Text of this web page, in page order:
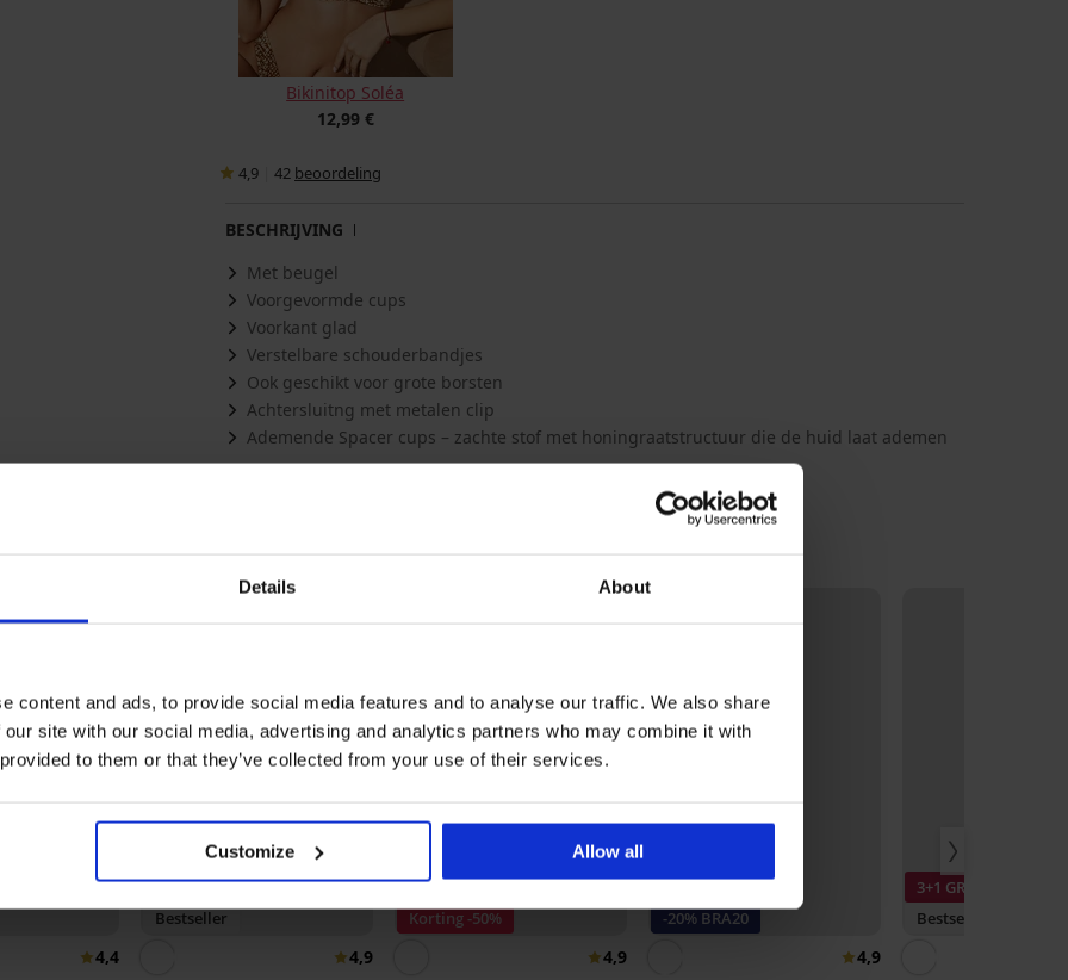
Details About
content and ads, to provide social media features and to analyse our traffic. We also share
site with our social media, advertising and analytics partners who may combine it with
to them or that they’ve collected from your use of their services.
Customize Allow all
Bikinitop Soléa
12,99 €
4,9 42 beoordeling
BESCHRIJVING
Met beugel
Voorgevormde cups
Voorkant glad
Verstelbare schouderbandjes
Ook geschikt voor grote borsten
Achtersluitng met metalen clip
Ademende Spacer cups – zachte stof met honingraatstructuur die de huid laat ademen
Misschien vindt u dit ook leuk
4,4
Bestseller
4,9
Korting -50%
4,9
-20% BRA20
4,9
3+1 GRATIS
Bestseller